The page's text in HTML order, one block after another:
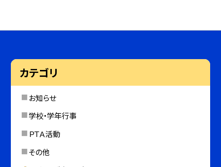
カテゴリ
お知らせ
学校・学年行事
ＰＴＡ活動
その他